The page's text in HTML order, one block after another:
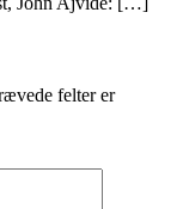
felter er